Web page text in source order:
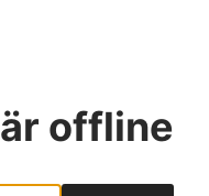
är offline